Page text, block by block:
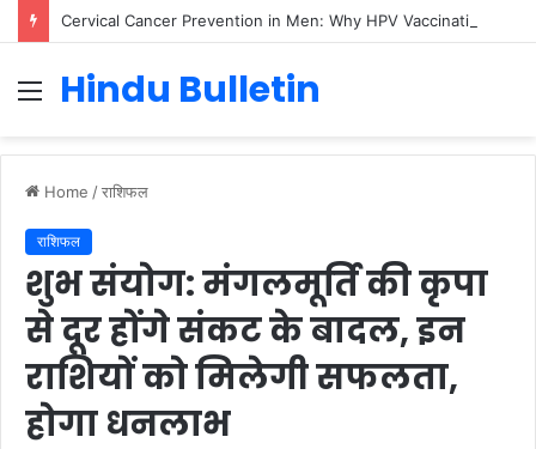
Menu
Hindu Bulletin
Home /राशिफल
राशिफल
शुभ संयोग: मंगलमूर्ति की कृपा
से दूर होंगे संकट के बादल, इन
राशियों को मिलेगी सफलता,
होगा धनलाभ